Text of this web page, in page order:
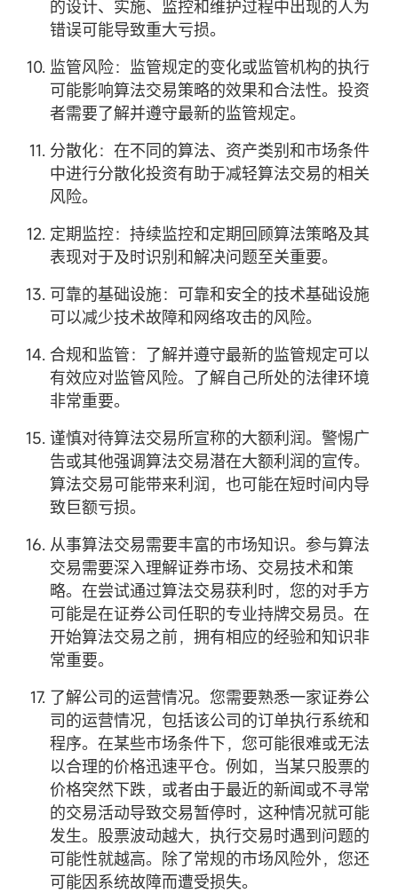
的设计、实施、监控和维护过程中出现的人为
错误可能导致重大亏损。
监管风险：监管规定的变化或监管机构的执行
可能影响算法交易策略的效果和合法性。投资
者需要了解并遵守最新的监管规定。
分散化：在不同的算法、资产类别和市场条件
中进行分散化投资有助于减轻算法交易的相关
风险。
定期监控：持续监控和定期回顾算法策略及其
表现对于及时识别和解决问题至关重要。
可靠的基础设施：可靠和安全的技术基础设施
可以减少技术故障和网络攻击的风险。
合规和监管：了解并遵守最新的监管规定可以
有效应对监管风险。了解自己所处的法律环境
非常重要。
谨慎对待算法交易所宣称的大额利润。警惕广
告或其他强调算法交易潜在大额利润的宣传。
算法交易可能带来利润，也可能在短时间内导
致巨额亏损。
从事算法交易需要丰富的市场知识。参与算法
交易需要深入理解证券市场、交易技术和策
略。在尝试通过算法交易获利时，您的对手方
可能是在证券公司任职的专业持牌交易员。在
开始算法交易之前，拥有相应的经验和知识非
常重要。
了解公司的运营情况。您需要熟悉一家证券公
司的运营情况，包括该公司的订单执行系统和
程序。在某些市场条件下，您可能很难或无法
以合理的价格迅速平仓。例如，当某只股票的
价格突然下跌，或者由于最近的新闻或不寻常
的交易活动导致交易暂停时，这种情况就可能
发生。股票波动越大，执行交易时遇到问题的
可能性就越高。除了常规的市场风险外，您还
可能因系统故障而遭受损失。